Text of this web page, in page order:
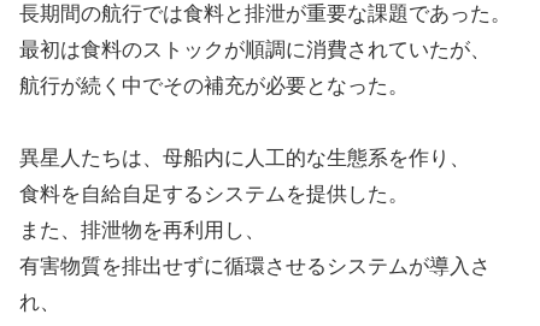
長期間の航行では食料と排泄が重要な課題であった。
最初は食料のストックが順調に消費されていたが、
航行が続く中でその補充が必要となった。
異星人たちは、母船内に人工的な生態系を作り、
食料を自給自足するシステムを提供した。
また、排泄物を再利用し、
有害物質を排出せずに循環させるシステムが導入さ
れ、